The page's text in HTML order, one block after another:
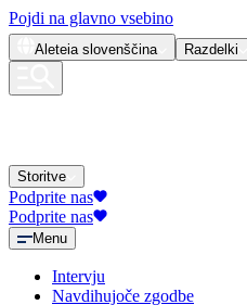
Pojdi na glavno vsebino
Aleteia slovenščina Razdelki
Storitve
Podprite nas
Podprite nas
Menu
Intervju
Navdihujoče zgodbe